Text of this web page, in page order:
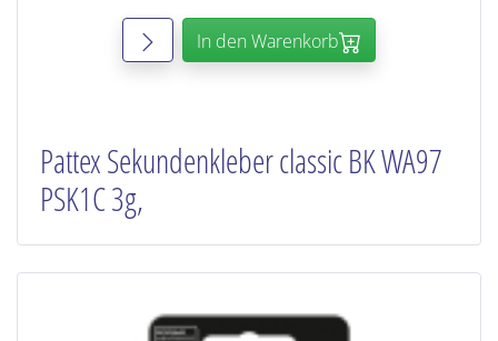
In den Warenkorb
Pattex Sekundenkleber classic BK WA97
PSK1C 3g,